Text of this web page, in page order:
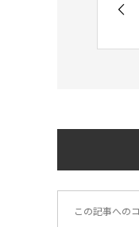
この記事への